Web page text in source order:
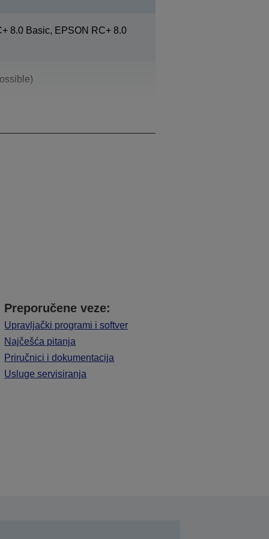
8.0 Basic, EPSON RC+ 8.0
Preporučene veze:
Upravljački programi i softver
Najčešća pitanja
Priručnici i dokumentacija
Usluge servisiranja